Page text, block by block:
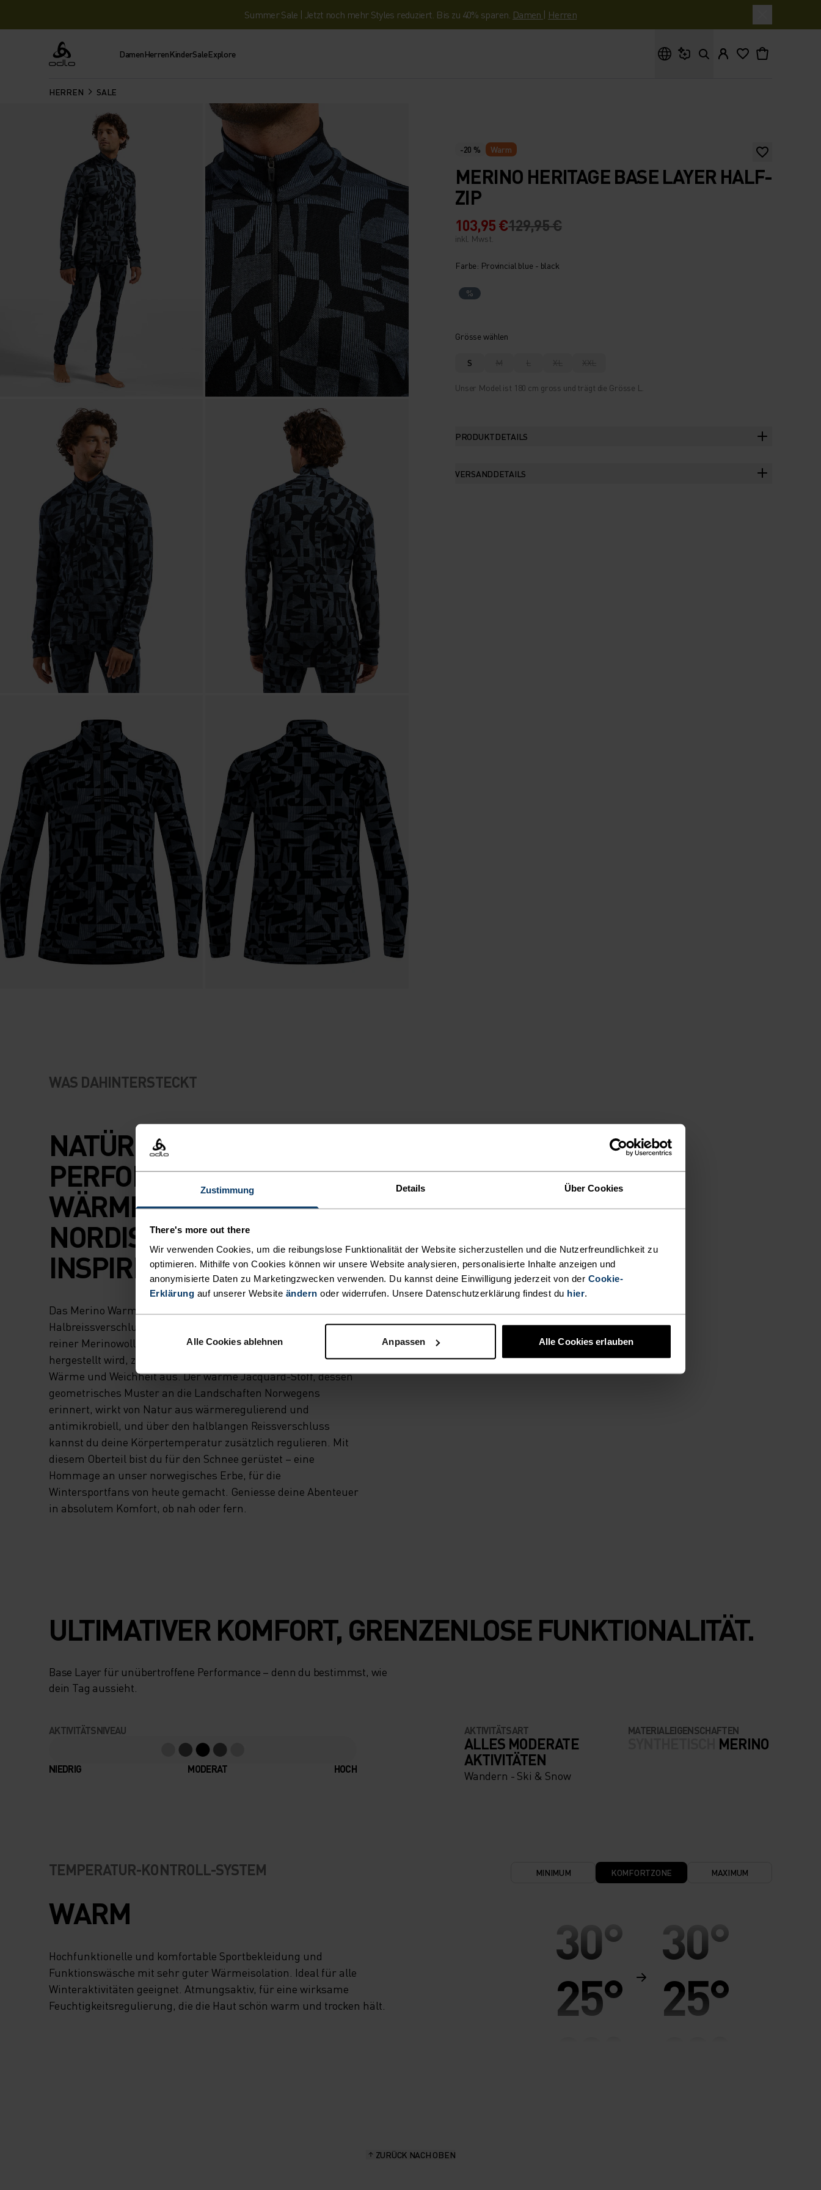
Zustimmung Details Über Cookies
There's more out there
Wir verwenden Cookies, um die reibungslose Funktionalität der Website sicherzustellen und die Nutzerfreundlichkeit zu
optimieren. Mithilfe von Cookies können wir unsere Website analysieren, personalisierte Inhalte anzeigen und
anonymisierte Daten zu Marketingzwecken verwenden. Du kannst deine Einwilligung jederzeit von der Cookie-
Erklärung auf unserer Website ändern oder widerrufen. Unsere Datenschutzerklärung findest du hier.
Alle Cookies ablehnen Anpassen Alle Cookies erlauben
Summer Sale | Jetzt noch mehr Styles reduziert. Bis zu 40% sparen. Damen | Herren
Odlo DamenHerrenKinderSaleExplore
HERREN SALE
-20 % Warm
MERINO HERITAGE BASE LAYER HALF-
ZIP
103,95 €129,95 €
inkl. Mwst.
Farbe: Provincial blue - black
%
Grösse wählen
S M L XL XXL
Unser Model ist 180 cm gross und trägt die Grösse L.
PRODUKTDETAILS
VERSANDDETAILS
WAS DAHINTERSTECKT
NATÜRLICHE
PERFORMANCE UND
WÄRME, VON UNSEREN
NORDISCHEN WURZELN
INSPIRIERT.
Das Merino Warm Jacquard Base-Layer-Shirt mit
Halbreissverschluss, das in unserer Fabrik in Europa aus
reiner Merinowolle aus ethisch unbedenklichen Quellen
hergestellt wird, zeichnet sich durch seine aussergewöhnliche
Wärme und Weichheit aus. Der warme Jacquard-Stoff, dessen
geometrisches Muster an die Landschaften Norwegens
erinnert, wirkt von Natur aus wärmeregulierend und
antimikrobiell, und über den halblangen Reissverschluss
kannst du deine Körpertemperatur zusätzlich regulieren. Mit
diesem Oberteil bist du für den Schnee gerüstet – eine
Hommage an unser norwegisches Erbe, für die
Wintersportfans von heute gemacht. Geniesse deine Abenteuer
in absolutem Komfort, ob nah oder fern.
ULTIMATIVER KOMFORT, GRENZENLOSE FUNKTIONALITÄT.
Base Layer für unübertroffene Performance – denn du bestimmst, wie
dein Tag aussieht.
AKTIVITÄTSNIVEAU
NIEDRIG MODERAT HOCH
AKTIVITÄTSART
ALLES MODERATE
AKTIVITÄTEN
Wandern - Ski & Snow
MATERIALEIGENSCHAFTEN
MERINO
TEMPERATUR-KONTROLL-SYSTEM
WARM
Hochfunktionelle und komfortable Sportbekleidung und
Funktionswäsche mit sehr guter Wärmeisolation. Ideal für alle
Winteraktivitäten geeignet. Atmungsaktiv, für eine wirksame
Feuchtigkeitsregulierung, die die Haut schön warm und trocken hält.
MINIMUM KOMFORTZONE MAXIMUM
30°
25°
30°
25°
ZURÜCK NACH OBEN